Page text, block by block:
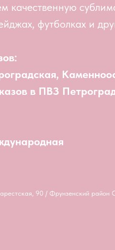
качественную
футболках и
в ПВЗ
90 / Фрунзенский район